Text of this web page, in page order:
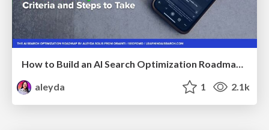
How to Build an AI Search Optimization Roadmap - Criteria and Steps to Take #SEOIRL
aleyda
1 2.1k